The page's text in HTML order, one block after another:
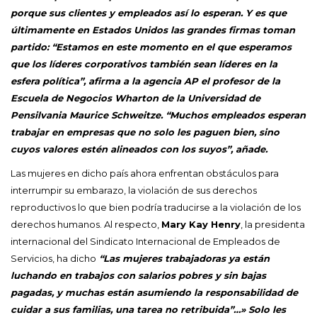
porque sus clientes y empleados así lo esperan. Y es que
últimamente en Estados Unidos las grandes firmas toman
partido: “Estamos en este momento en el que esperamos
que los líderes corporativos también sean líderes en la
esfera política”, afirma a la agencia AP el profesor de la
Escuela de Negocios Wharton de la Universidad de
Pensilvania Maurice Schweitze. “Muchos empleados esperan
trabajar en empresas que no solo les paguen bien, sino
cuyos valores estén alineados con los suyos”, añade.
Las mujeres en dicho país ahora enfrentan obstáculos para
interrumpir su embarazo, la violación de sus derechos
reproductivos lo que bien podría traducirse a la violación de los
derechos humanos. Al respecto, Mary Kay Henry, la presidenta
internacional del Sindicato Internacional de Empleados de
Servicios, ha dicho “Las mujeres trabajadoras ya están
luchando en trabajos con salarios pobres y sin bajas
pagadas, y muchas están asumiendo la responsabilidad de
cuidar a sus familias, una tarea no retribuida”…» Solo les